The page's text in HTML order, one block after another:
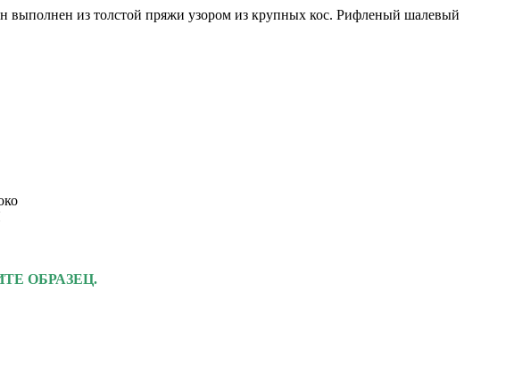
выполнен из толстой пряжи узором из крупных кос. Рифленый шалевый
ОБРАЗЕЦ.